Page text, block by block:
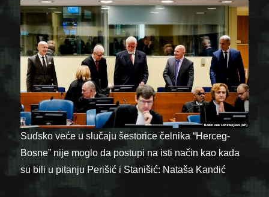
Sudsko veće u slučaju šestorice čelnika “Herceg-
Bosne” nije moglo da postupi na isti način kao kada
su bili u pitanju Perišić i Stanišić: Nataša Kandić